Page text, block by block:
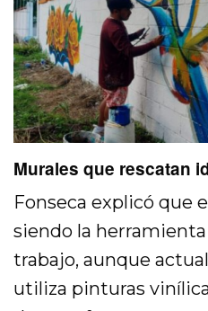
Murales que rescatan
Fonseca explicó que
siendo la
trabajo, aunque
utiliza pinturas